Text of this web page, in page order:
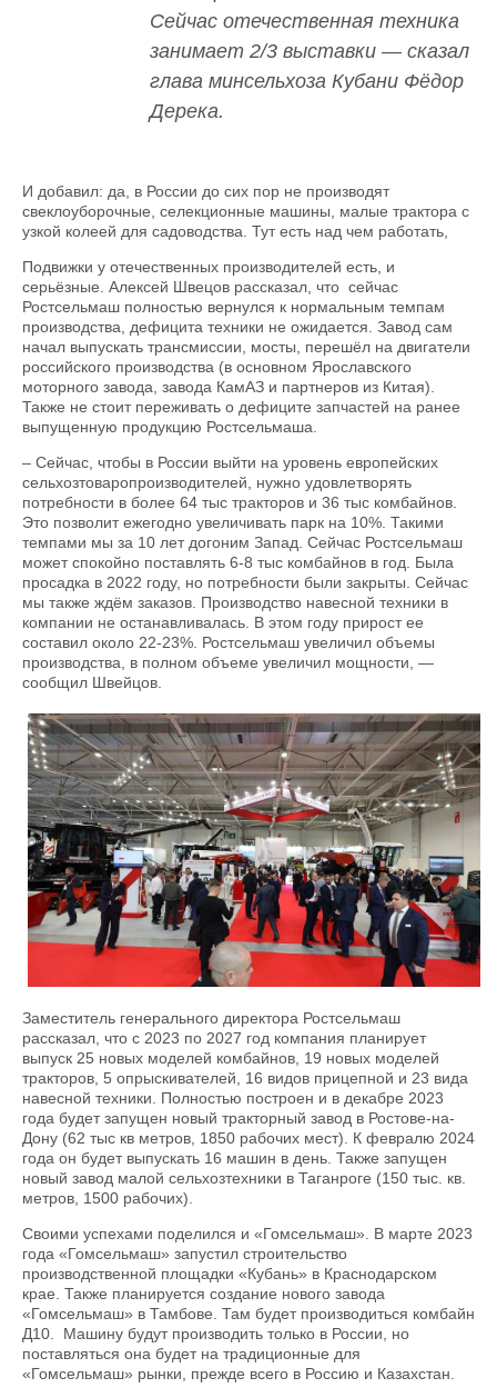
Сейчас отечественная техника
занимает 2/3 выставки — сказал
глава минсельхоза Кубани Фёдор
Дерека.
И добавил: да, в России до сих пор не производят
свеклоуборочные, селекционные машины, малые трактора с
узкой колеей для садоводства. Тут есть над чем работать,
Подвижки у отечественных производителей есть, и
серьёзные. Алексей Швецов рассказал, что сейчас
Ростсельмаш полностью вернулся к нормальным темпам
производства, дефицита техники не ожидается. Завод сам
начал выпускать трансмиссии, мосты, перешёл на двигатели
российского производства (в основном Ярославского
моторного завода, завода КамАЗ и партнеров из Китая).
Также не стоит переживать о дефиците запчастей на ранее
выпущенную продукцию Ростсельмаша.
– Сейчас, чтобы в России выйти на уровень европейских
сельхозтоваропроизводителей, нужно удовлетворять
потребности в более 64 тыс тракторов и 36 тыс комбайнов.
Это позволит ежегодно увеличивать парк на 10%. Такими
темпами мы за 10 лет догоним Запад. Сейчас Ростсельмаш
может спокойно поставлять 6-8 тыс комбайнов в год. Была
просадка в 2022 году, но потребности были закрыты. Сейчас
мы также ждём заказов. Производство навесной техники в
компании не останавливалась. В этом году прирост ее
составил около 22-23%. Ростсельмаш увеличил объемы
производства, в полном объеме увеличил мощности, —
сообщил Швейцов.
Заместитель генерального директора Ростсельмаш
рассказал, что с 2023 по 2027 год компания планирует
выпуск 25 новых моделей комбайнов, 19 новых моделей
тракторов, 5 опрыскивателей, 16 видов прицепной и 23 вида
навесной техники. Полностью построен и в декабре 2023
года будет запущен новый тракторный завод в Ростове-на-
Дону (62 тыс кв метров, 1850 рабочих мест). К февралю 2024
года он будет выпускать 16 машин в день. Также запущен
новый завод малой сельхозтехники в Таганроге (150 тыс. кв.
метров, 1500 рабочих).
Своими успехами поделился и «Гомсельмаш». В марте 2023
года «Гомсельмаш» запустил строительство
производственной площадки «Кубань» в Краснодарском
крае. Также планируется создание нового завода
«Гомсельмаш» в Тамбове. Там будет производиться комбайн
Д10. Машину будут производить только в России, но
поставляться она будет на традиционные для
«Гомсельмаш» рынки, прежде всего в Россию и Казахстан.